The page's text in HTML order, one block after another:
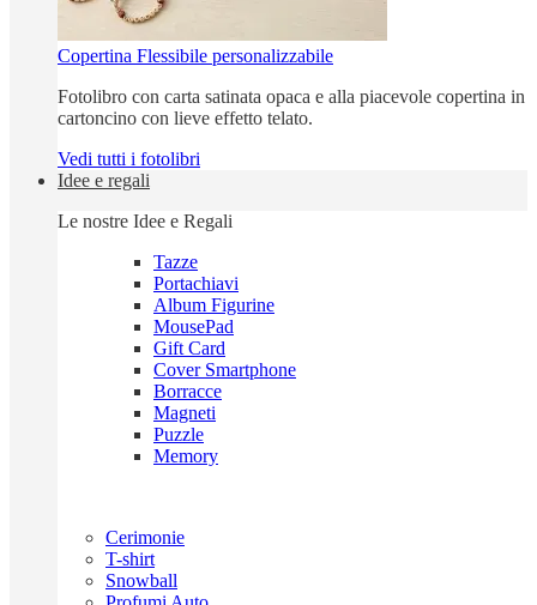
Copertina Flessibile personalizzabile
Fotolibro con carta satinata opaca e alla piacevole copertina in
cartoncino con lieve effetto telato.
Vedi tutti i fotolibri
Idee e regali
Le nostre Idee e Regali
Tazze
Portachiavi
Album Figurine
MousePad
Gift Card
Cover Smartphone
Borracce
Magneti
Puzzle
Memory
Cerimonie
T-shirt
Snowball